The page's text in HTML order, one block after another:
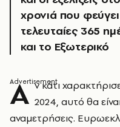
χρονιά που
τελευταίες 365
και το Εξωτερικό
Α ν κάτι
2024, αυτό θα
αναμετρήσεις.